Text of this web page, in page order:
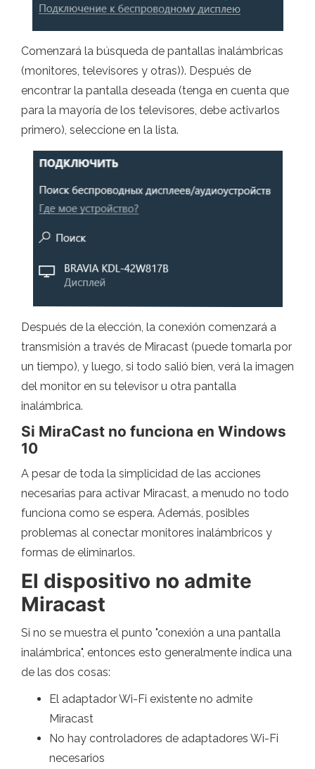
Comenzará la búsqueda de pantallas inalámbricas
(monitores, televisores y otras)). Después de
encontrar la pantalla deseada (tenga en cuenta que
para la mayoría de los televisores, debe activarlos
primero), seleccione en la lista.
Después de la elección, la conexión comenzará a
transmisión a través de Miracast (puede tomarla por
un tiempo), y luego, si todo salió bien, verá la imagen
del monitor en su televisor u otra pantalla
inalámbrica.
Si MiraCast no funciona en Windows
10
A pesar de toda la simplicidad de las acciones
necesarias para activar Miracast, a menudo no todo
funciona como se espera. Además, posibles
problemas al conectar monitores inalámbricos y
formas de eliminarlos.
El dispositivo no admite
Miracast
Si no se muestra el punto "conexión a una pantalla
inalámbrica", entonces esto generalmente indica una
de las dos cosas:
El adaptador Wi-Fi existente no admite
Miracast
No hay controladores de adaptadores Wi-Fi
necesarios